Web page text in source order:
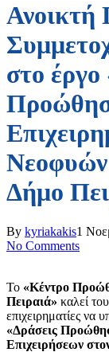
Ανοικτή
στο έργο
Νεοφυών
Δήμο
By kyriakakis1
No Comments
Το «Κέντρο
Πειραιά» καλεί
επιχειρηματίες να
«Δράσεις
Επιχειρήσεων